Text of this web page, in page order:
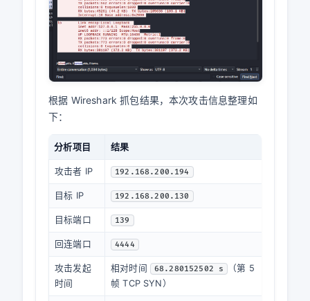
这样可以看到攻击成功后在 Shell 中输入和返回
等命令及其输出。